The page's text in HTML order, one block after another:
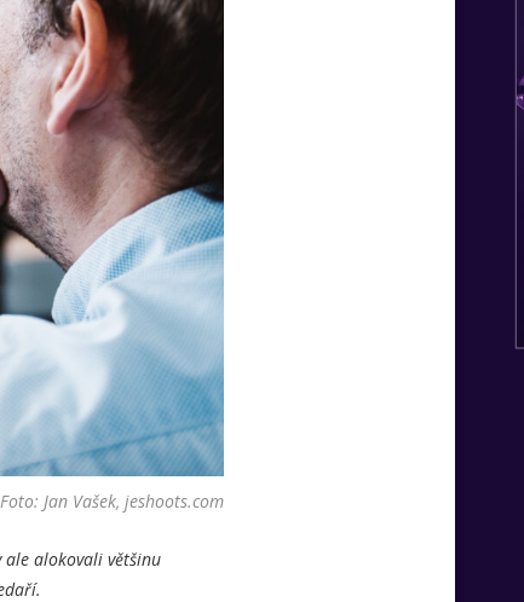
Foto: Jan Vašek, jeshoots.com
alokovali většinu